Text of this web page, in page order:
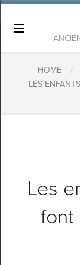
HOME /
LES
Les
font